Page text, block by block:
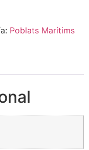
Poblats Marítims